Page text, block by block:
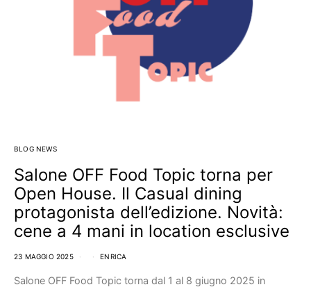
BLOG NEWS
Salone OFF Food Topic torna per
Open House. Il Casual dining
protagonista dell’edizione. Novità:
cene a 4 mani in location esclusive
23 MAGGIO 2025 ENRICA
Salone OFF Food Topic torna dal 1 al 8 giugno 2025 in